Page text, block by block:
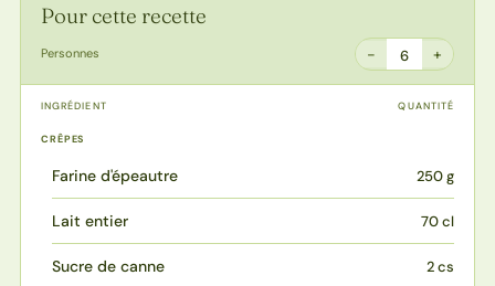
Pour cette recette
Personnes − 6 +
INGRÉDIENT QUANTITÉ
CRÊPES
Farine d'épeautre 250 g
Lait entier 70 cl
Sucre de canne 2 cs